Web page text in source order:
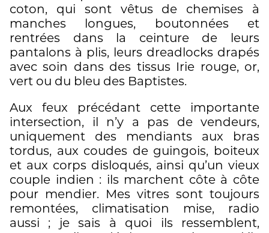
coton, qui sont vêtus de chemises à
manches longues, boutonnées et
rentrées dans la ceinture de leurs
pantalons à plis, leurs dreadlocks drapés
avec soin dans des tissus Irie rouge, or,
vert ou du bleu des Baptistes.
Aux feux précédant cette importante
intersection, il n’y a pas de vendeurs,
uniquement des mendiants aux bras
tordus, aux coudes de guingois, boiteux
et aux corps disloqués, ainsi qu’un vieux
couple indien : ils marchent côte à côte
pour mendier. Mes vitres sont toujours
remontées, climatisation mise, radio
aussi ; je sais à quoi ils ressemblent,